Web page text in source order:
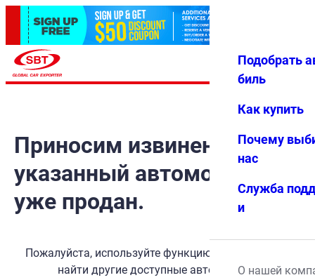
Избранн
Меню
Подобрать
биль
Как купить
Почему
нас
Служба
и
О нашей
Приносим извинения, но
указанный автомобиль
уже продан.
Пожалуйста, используйте функцию поиска, чтобы
найти другие доступные автомобили.